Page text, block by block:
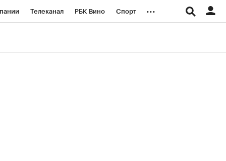
Телеканал РБК Вино Спорт ...